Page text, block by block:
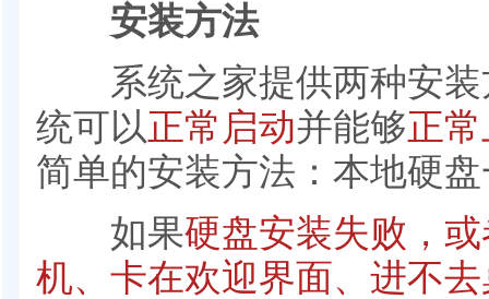
安装方法
系统之家提供两种安
统可以正常启动并能够正
简单的安装方法：本地硬
如果硬盘安装失败，
机、卡在欢迎界面、进不